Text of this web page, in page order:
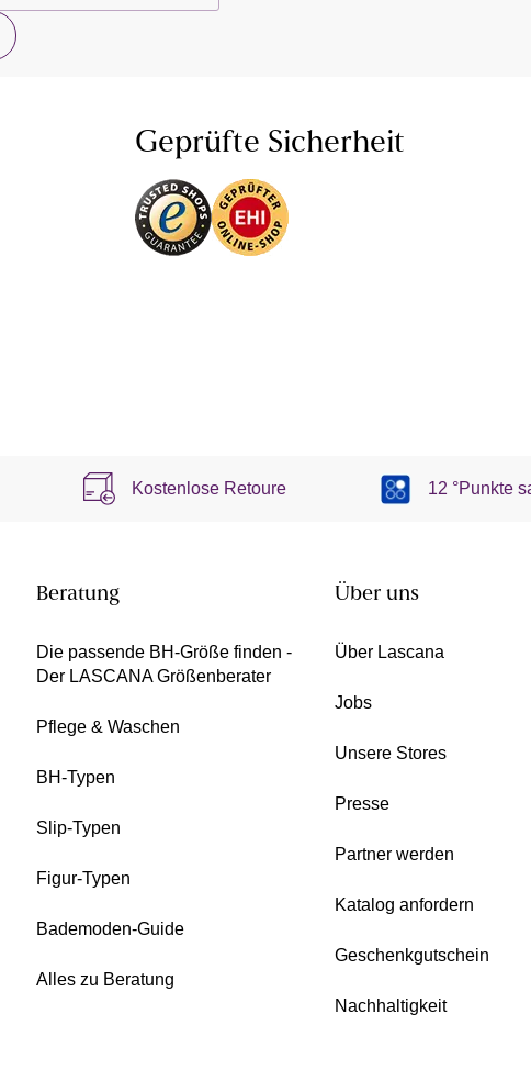
Geprüfte Sicherheit
Kostenlose Retoure 12 °Punkte
Beratung
Die passende BH-Größe finden -
Der LASCANA Größenberater
Pflege & Waschen
BH-Typen
Slip-Typen
Figur-Typen
Bademoden-Guide
Alles zu Beratung
Über uns
Über Lascana
Jobs
Unsere Stores
Presse
Partner werden
Katalog anfordern
Geschenkgutschein
Nachhaltigkeit